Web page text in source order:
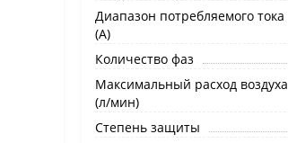
Диапазон потребляемого тока
(А)
Количество фаз
Максимальный расход воздуха
(л/мин)
Степень защиты